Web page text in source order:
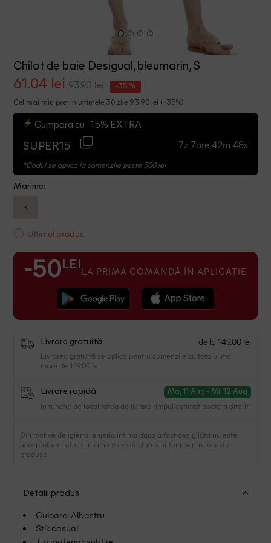
Chilot de baie Desigual, bleumarin, S
61.04 lei 93.90 lei -35 %
Cel mai mic pret in ultimele 30 zile 93.90 lei ( -35%)
Cumpara cu -15% EXTRA
SUPER15 7z 7ore 42m 48s
*Codul se aplica la comenzile peste 300 lei
Marime:
S
Ultimul produs
-50 LEI LA PRIMA COMANDĂ ÎN APLICAȚIE
Livrare gratuită de la 149.00 lei
Livrarea gratuită se aplica pentru comenzile cu totalul mai
mare de 149.00 lei
Livrare rapidă Ma, 11 Aug - Mi, 12 Aug
In functie de localitatea de livrare timpul estimat poate fi diferit.
Din motive de igiena lenjeria intima daca a fost desigilata nu este
acceptata in retur si nici nu vom efectua restituiri pentru aceste
produse.
Detalii produs
Culoare: Albastru
Stil: casual